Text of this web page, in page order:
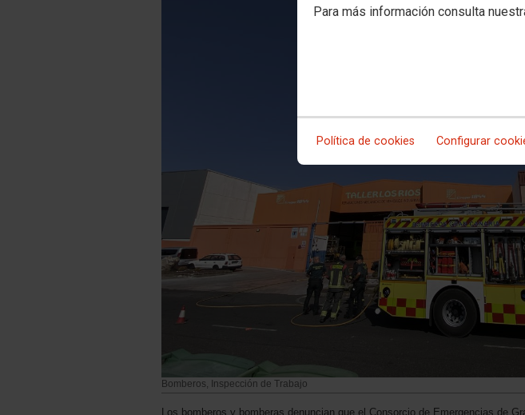
Para más información consulta
Política de cookies Configurar
Bomberos, Inspección de Trabajo
Los bomberos y bomberas denuncian que el Consorcio de Emergencias de